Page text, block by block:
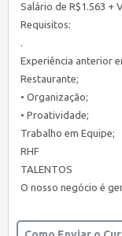
Salário de R$1.563 +
Requisitos:
.
Experiência anterior
Restaurante;
• Organização;
• Proatividade;
Trabalho em Equipe;
RHF
TALENTOS
O nosso negócio é